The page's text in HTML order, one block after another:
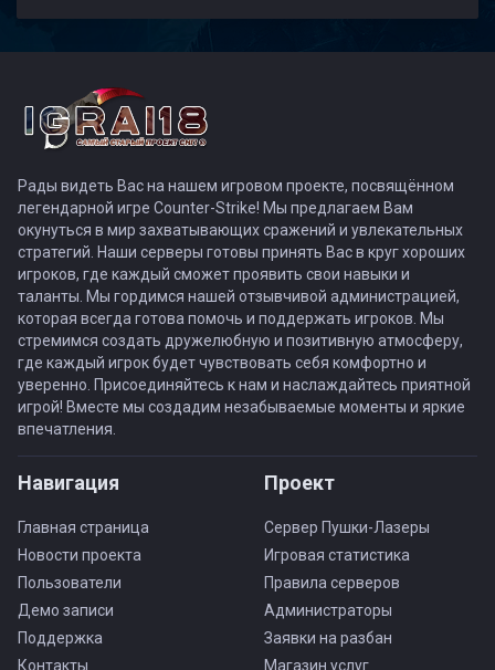
Рады видеть Вас на нашем игровом проекте, посвящённом
легендарной игре Counter-Strike! Мы предлагаем Вам
окунуться в мир захватывающих сражений и увлекательных
стратегий. Наши серверы готовы принять Вас в круг хороших
игроков, где каждый сможет проявить свои навыки и
таланты. Мы гордимся нашей отзывчивой администрацией,
которая всегда готова помочь и поддержать игроков. Мы
стремимся создать дружелюбную и позитивную атмосферу,
где каждый игрок будет чувствовать себя комфортно и
уверенно. Присоединяйтесь к нам и наслаждайтесь приятной
игрой! Вместе мы создадим незабываемые моменты и яркие
впечатления.
Навигация
Главная страница
Новости проекта
Пользователи
Демо записи
Поддержка
Контакты
Проект
Сервер Пушки-Лазеры
Игровая статистика
Правила серверов
Администраторы
Заявки на разбан
Магазин услуг